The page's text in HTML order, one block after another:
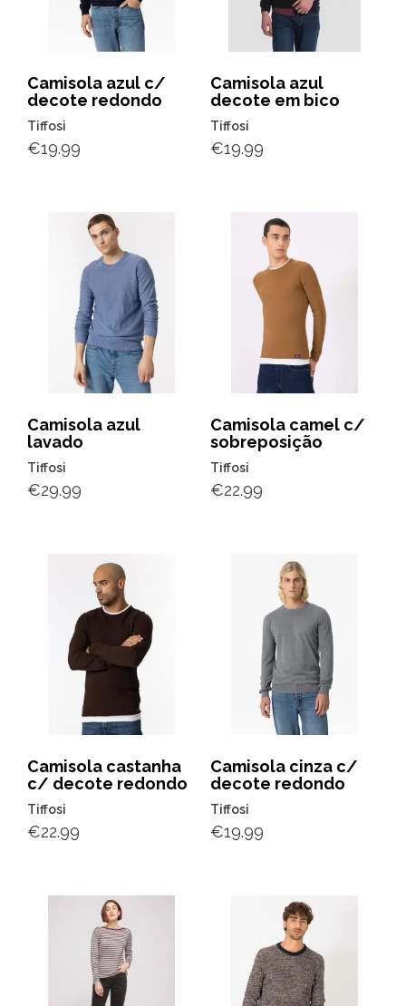
Camisola azul c/
decote redondo
Tiffosi
€19.99
Camisola azul
decote em bico
Tiffosi
€19.99
Camisola azul
lavado
Tiffosi
€29.99
Camisola camel c/
sobreposição
Tiffosi
€22.99
Camisola castanha
c/ decote redondo
Tiffosi
€22.99
Camisola cinza c/
decote redondo
Tiffosi
€19.99